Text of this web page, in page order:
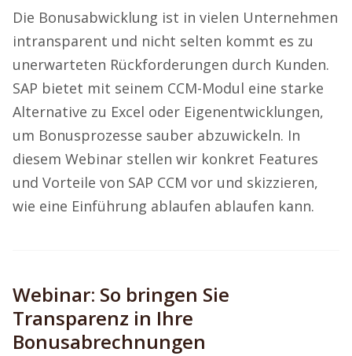
Die Bonusabwicklung ist in vielen Unternehmen
intransparent und nicht selten kommt es zu
unerwarteten Rückforderungen durch Kunden.
SAP bietet mit seinem CCM-Modul eine starke
Alternative zu Excel oder Eigenentwicklungen,
um Bonusprozesse sauber abzuwickeln. In
diesem Webinar stellen wir konkret Features
und Vorteile von SAP CCM vor und skizzieren,
wie eine Einführung ablaufen ablaufen kann.
Webinar: So bringen Sie
Transparenz in Ihre
Bonusabrechnungen